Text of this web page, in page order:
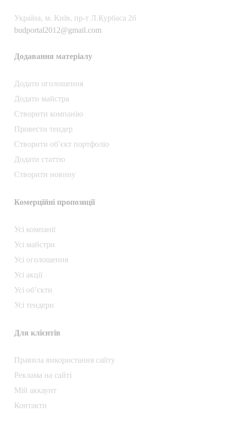
Українa, м. Київ, пр-т Л.Курбаса 2б
budportal2012@gmail.com
Додавання матеріалу
Додати oголошення
Додати майстра
Створити компанiю
Провести тендер
Створити об’єкт портфоліо
Додати статтю
Створити новину
Комерційні пропозиції
Усі компанії
Усі майстри
Усі оголошення
Усі акції
Усі об’єкти
Усі тендери
Для клієнтів
Правила використання сайту
Реклама на сайті
Мій аккаунт
Контакти